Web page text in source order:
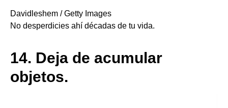
Davidleshem / Getty Images
No desperdicies ahí décadas de tu vida.
14. Deja de acumular
objetos.